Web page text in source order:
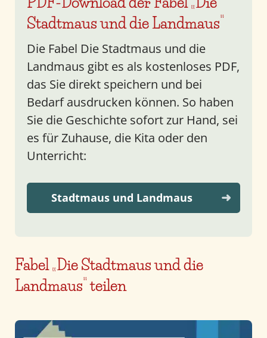
Stadtmaus und die Landmaus“
Die Fabel Die Stadtmaus und die
Landmaus gibt es als kostenloses PDF,
das Sie direkt speichern und bei
Bedarf ausdrucken können. So haben
Sie die Geschichte sofort zur Hand, sei
es für Zuhause, die Kita oder den
Unterricht:
Stadtmaus und Landmaus
Fabel „Die Stadtmaus und die
Landmaus“ teilen